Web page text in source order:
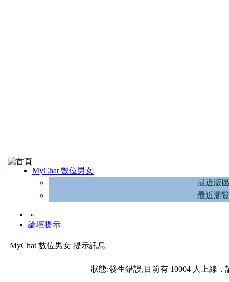
MyChat 數位男女
－最近版
－最近瀏
»
論壇提示
MyChat 數位男女 提示訊息
狀態:發生錯誤,目前有 10004 人上線